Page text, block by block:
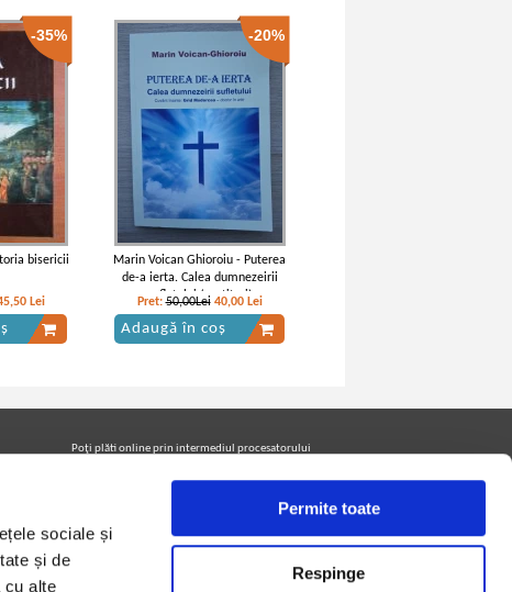
sociale și
și de
cu alte
Permite toate
Respinge
-35%
bisericii
Lei
-20%
Marin Voican Ghioroiu - Puterea
de-a ierta. Calea dumnezeirii
sufletului (partituri)
Pret:50,00Lei 40,00 Lei
Adaugă în coș
Poţi plăti online prin intermediul procesatorului
Urmăreşte-ne pe facebook pentru a fi la curent cu